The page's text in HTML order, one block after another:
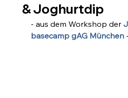
& Joghurtdip
- aus dem Workshop der
basecamp gAG München -